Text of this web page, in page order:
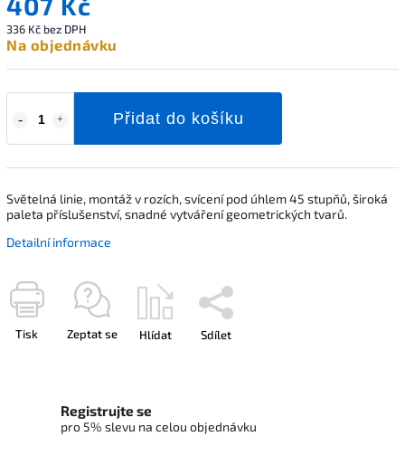
336 Kč bez DPH
Na objednávku
Přidat do košíku
Světelná linie, montáž v rozích, svícení pod úhlem 45 stupňů, široká
paleta příslušenství, snadné vytváření geometrických tvarů.
Detailní informace
Tisk Zeptat se Hlídat Sdílet
Registrujte se
pro 5% slevu na celou objednávku